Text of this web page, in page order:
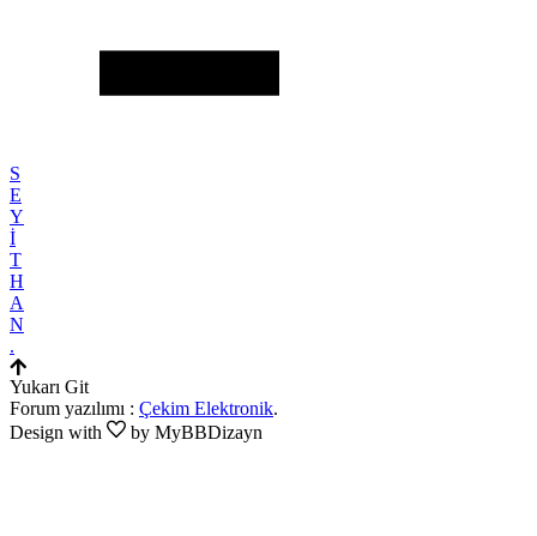
S
E
Y
İ
T
H
A
N
.
Yukarı Git
Forum yazılımı : Çekim Elektronik.
Design with
by MyBBDizayn